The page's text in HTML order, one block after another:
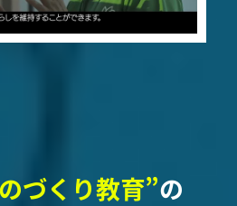
づくり教育”の